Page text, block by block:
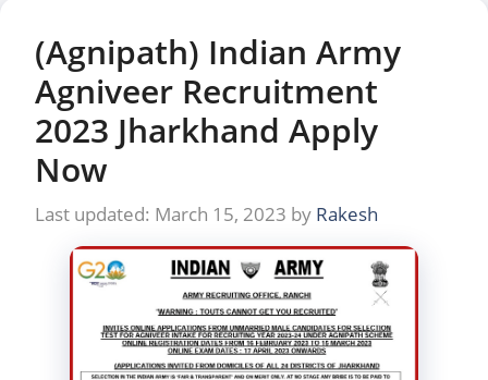
(Agnipath) Indian Army
Agniveer Recruitment
2023 Jharkhand Apply
Now
March 15, 2023 by Rakesh